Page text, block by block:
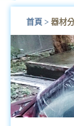
首頁 > 器材